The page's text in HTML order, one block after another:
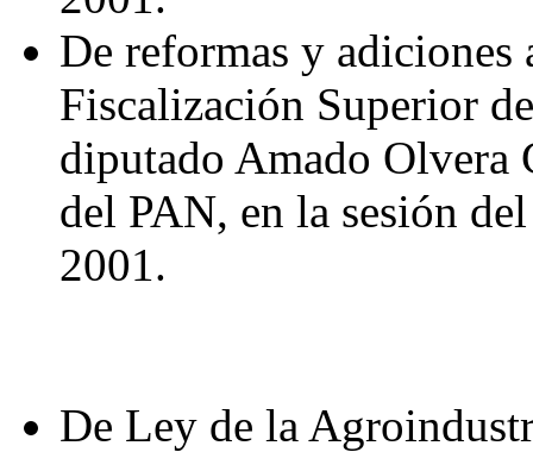
De reformas y
Fiscalización Superior
diputado Amado Olvera
del PAN, en la sesión
2001.
De Ley de la